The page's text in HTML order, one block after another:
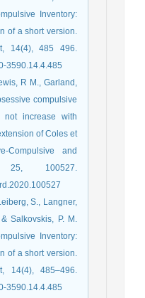
Inventory:
of a short version.
14(4), 485 496.
3590.14.4.485
R M., Garland,
compulsive
not increase with
of Coles et
Compulsive and
25, 100527.
S., Langner,
Salkovskis, P. M.
Inventory:
of a short version.
14(4), 485–496.
3590.14.4.485